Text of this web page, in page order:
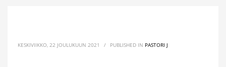
KESKIVIIKKO, 22 JOULUKUUN 2021 / PUBLISHED IN PASTORI J